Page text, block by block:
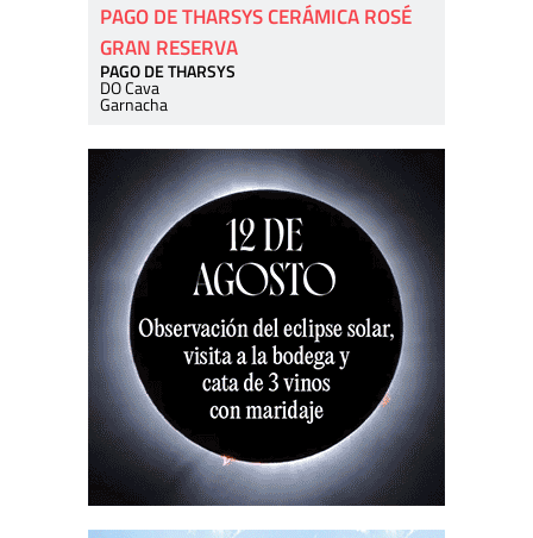
PAGO DE THARSYS CERÁMICA ROSÉ
GRAN RESERVA
PAGO DE THARSYS
DO Cava
Garnacha